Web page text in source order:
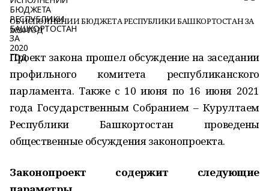
ОБ ИСПОЛНЕНИИ БЮДЖЕТА РЕСПУБЛИКИ БАШКОРТОСТАН ЗА
2020 ГОД
Проект закона прошел обсуждение на заседании
профильного комитета республиканского
парламента. Также с 10 июня по 16 июня 2021
года Государственным Собранием – Курултаем
Республики Башкортостан проведены
общественные обсуждения законопроекта.
Законопроект содержит следующие